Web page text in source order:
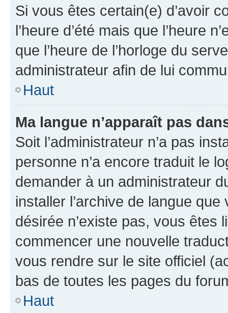
Si vous êtes certain(e) d’avoir
l’heure d’été mais que l’heure
que l’heure de l’horloge du
administrateur afin de lui
Haut
Ma langue n’apparaît pas
Soit l’administrateur n’a pas
personne n’a encore traduit le
demander à un administrateur
installer l’archive de langue
désirée n’existe pas, vous êtes
commencer une nouvelle
vous rendre sur le site officiel
bas de toutes les pages du
Haut